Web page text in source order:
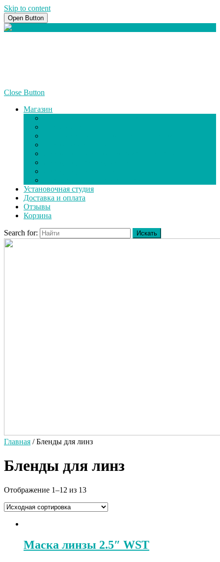
Skip to content
Open Button
Close Button
Магазин
Установочная студия
Доставка и оплата
Отзывы
Корзина
Search for:
Главная / Бленды для линз
Бленды для линз
Отображение 1–12 из 13
Маска линзы 2.5″ WST